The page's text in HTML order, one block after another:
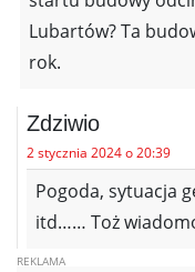
Lubartów? Ta
rok.
Zdziwio
2 stycznia 2024 o 20:39
Pogoda, sytuacja
itd…… Toż